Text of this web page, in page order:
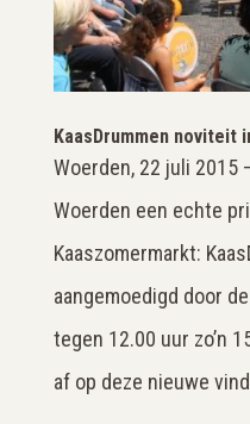
KaasDrummen noviteit
Woerden, 22 juli 2015
Woerden een echte
Kaaszomermarkt:
aangemoedigd door
tegen 12.00 uur zo’n
af op deze nieuwe